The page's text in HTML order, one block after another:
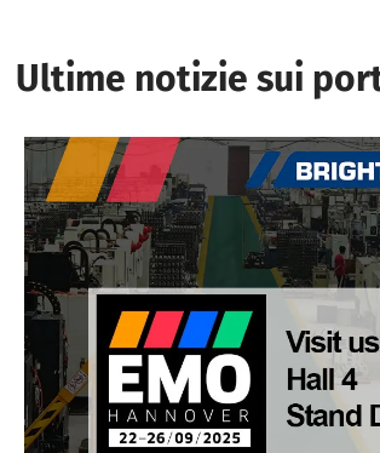
Ultime notizie sui